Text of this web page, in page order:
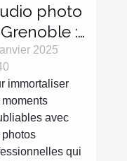
photo
:
des
de
qualité !
2025
immortaliser
avec
qui